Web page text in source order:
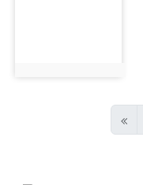
«